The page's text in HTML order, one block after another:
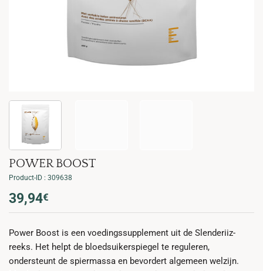
POWER BOOST
Product-ID : 309638
39,94€
Power Boost is een voedingssupplement uit de Slenderiiz-
reeks. Het helpt de bloedsuikerspiegel te reguleren,
ondersteunt de spiermassa en bevordert algemeen welzijn.